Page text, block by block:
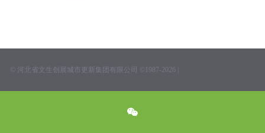
© 河北省文生创展城市更新集团有限公司 ©1987-2026 |